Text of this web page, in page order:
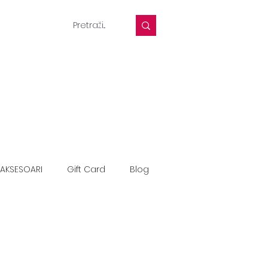
Gift Card Blog